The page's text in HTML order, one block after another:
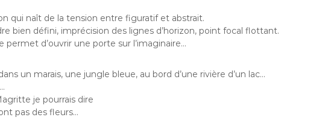
qui naît de la tension entre figuratif et abstrait.
bien défini, imprécision des lignes d’horizon, point focal flottant.
permet d’ouvrir une porte sur l’imaginaire…
un marais, une jungle bleue, au bord d’une rivière d’un lac…
je pourrais dire
pas des fleurs…